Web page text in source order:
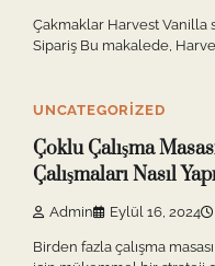
Çakmaklar Harvest Vanilla
Sipariş Bu makalede,
UNCATEGORIZED
Çoklu Çalışma
Çalışmaları Nasıl
Admin Eylül 16, 2024
Birden fazla çalışma